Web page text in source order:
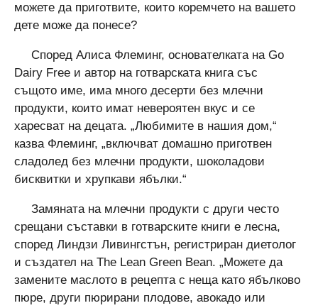
можете да приготвите, които коремчето на вашето
дете може да понесе?
Според Алиса Флеминг, основателката на Go
Dairy Free и автор на готварската книга със
същото име, има много десерти без млечни
продукти, които имат невероятен вкус и се
харесват на децата. „Любимите в нашия дом,“
казва Флеминг, „включват домашно приготвен
сладолед без млечни продукти, шоколадови
бисквитки и хрупкави ябълки.“
Замяната на млечни продукти с други често
срещани съставки в готварските книги е лесна,
според Линдзи Ливингстън, регистриран диетолог
и създател на The Lean Green Bean. „Можете да
замените маслото в рецепта с неща като ябълково
пюре, други пюрирани плодове, авокадо или